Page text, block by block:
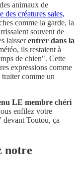
animaux de
des créatures sales,
comme la garde, la
souvent de
laisserentrer dans la
ils restaient à
de chien". Cette
expressions comme
comme un
LE membre chéri
enfilez votre
devant Toutou, ça
notre